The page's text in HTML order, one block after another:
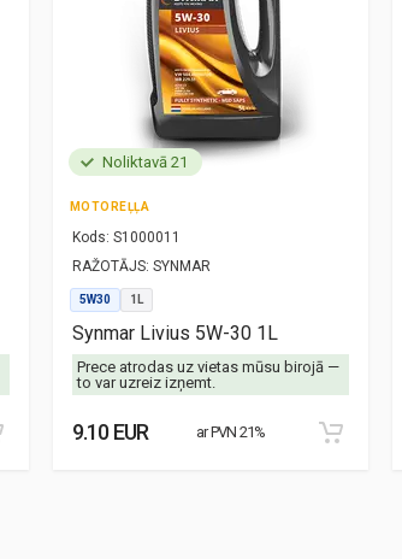
Noliktavā 21
MOTOREĻĻA
Kods: S1000011
RAŽOTĀJS: SYNMAR
5W30 1L
Synmar Livius 5W-30 1L
Prece atrodas uz vietas mūsu birojā —
to var uzreiz izņemt.
9.10 EUR ar PVN 21%